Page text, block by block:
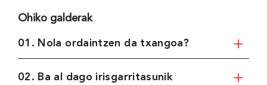
Ohiko galderak
01. Nola ordaintzen da txangoa?
02. Ba al dago irisgarritasunik